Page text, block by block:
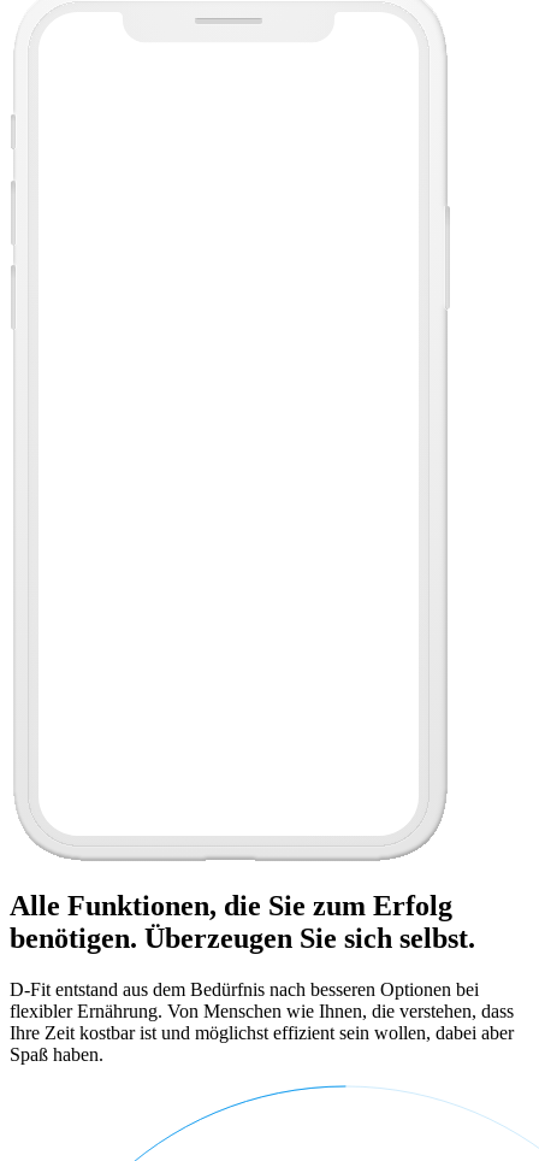
Alle Funktionen, die Sie zum Erfolg
benötigen. Überzeugen Sie sich selbst.
D-Fit entstand aus dem Bedürfnis nach besseren Optionen bei
flexibler Ernährung. Von Menschen wie Ihnen, die verstehen, dass
Ihre Zeit kostbar ist und möglichst effizient sein wollen, dabei aber
Spaß haben.